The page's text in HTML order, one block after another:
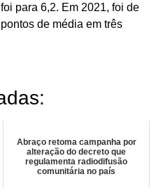
para 6,2. Em 2021, foi de
de média em três
Abraço retoma campanha por
alteração do decreto que
regulamenta radiodifusão
comunitária no país